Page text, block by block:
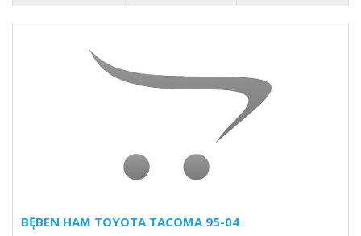
BĘBEN HAM TOYOTA TACOMA 95-04